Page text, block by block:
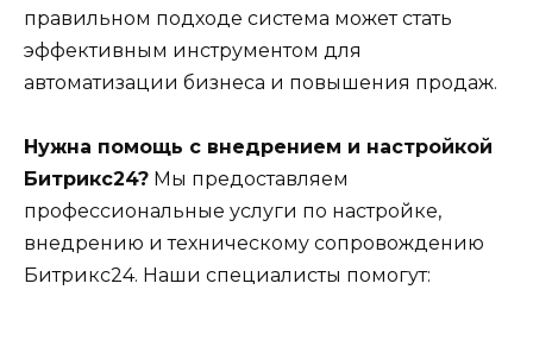
правильном подходе система может стать
эффективным инструментом для
автоматизации бизнеса и повышения продаж.
Нужна помощь с внедрением и настройкой
Битрикс24? Мы предоставляем
профессиональные услуги по настройке,
внедрению и техническому сопровождению
Битрикс24. Наши специалисты помогут: